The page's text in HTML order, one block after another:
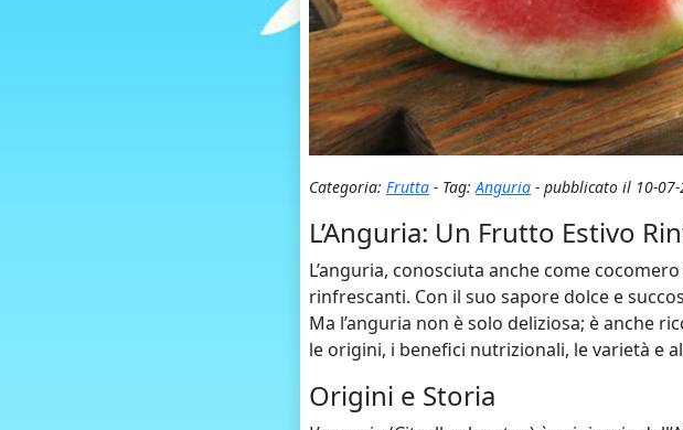
Categoria: Frutta - Tag:Anguria - pubblicato il 10-
L’Anguria: Un Frutto Estivo
L’anguria, conosciuta anche come
rinfrescanti. Con il suo sapore dolce e
Ma l’anguria non è solo deliziosa; è anche
le origini, i benefici nutrizionali, le varietà e
Origini e Storia